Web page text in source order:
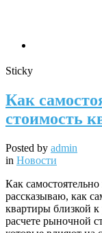
Sticky
Как
стоимость
Posted by admin
in Новости
Как
рассказываю, как
квартиры близкой
расчете рыночной